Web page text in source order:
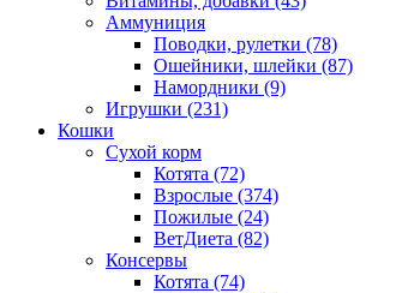
Аммуниция
Поводки, рулетки (78)
Ошейники, шлейки (87)
Намордники (9)
Игрушки (231)
Кошки
Сухой корм
Котята (72)
Взрослые (374)
Пожилые (24)
ВетДиета (82)
Консервы
Котята (74)